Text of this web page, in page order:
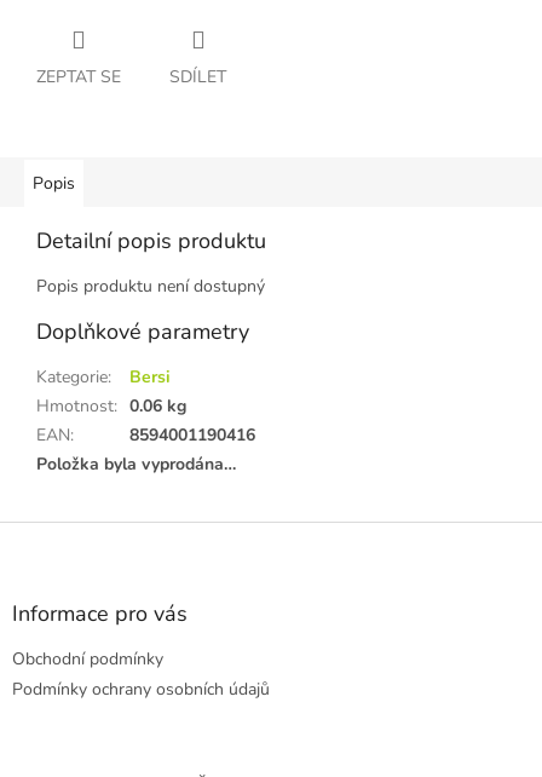
ZEPTAT SE SDÍLET
Popis
Detailní popis produktu
Popis produktu není dostupný
Doplňkové parametry
Kategorie:
Bersi
Hmotnost: 0.06 kg
EAN:
8594001190416
Položka byla vyprodána…
Z
Informace pro vás
Obchodní podmínky
Podmínky ochrany osobních údajů